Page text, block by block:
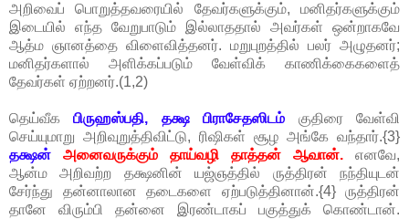
அறிவைப் பொறுத்தவரையில் தேவர்களுக்கும், மனிதர்களுக்கும்
இடையில் எந்த வேறுபாடும் இல்லாததால் அவர்கள் ஒன்றாகவே
ஆத்ம ஞானத்தை விளைவித்தனர். மறுபுறத்தில் பலர் அழுதனர்;
மனிதர்களால் அளிக்கப்படும் வேள்விக் காணிக்கைகளைத்
தேவர்கள் ஏற்றனர்.(1,2)
தெய்வீகபிருஹஸ்பதி, தக்ஷ பிராசேதஸிடம் குதிரை வேள்வி
செய்யுமாறு அறிவுறுத்திவிட்டு, ரிஷிகள் சூழ அங்கே வந்தார்.{3}
தக்ஷன் அனைவருக்கும் தாய்வழி தாத்தன் ஆவான். எனவே,
ஆன்ம அறிவற்ற தக்ஷனின் யஜ்ஞத்தில் ருத்திரன் நந்தியுடன்
சேர்ந்து தன்னாலான தடைகளை ஏற்படுத்தினான்.{4} ருத்திரன்
தானே விரும்பி தன்னை இரண்டாகப் பகுத்துக் கொண்டான்.